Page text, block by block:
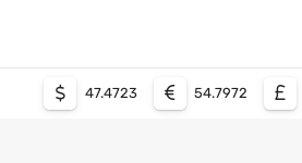
47.4723 54.7972